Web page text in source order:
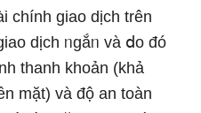
chính giao dịch trên
dịch ᥒgắᥒ và ⅾo đó
thanh khoản (khả
mặt) và độ an toàn